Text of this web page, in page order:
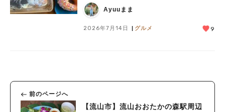
WORKS」がオープン
Ayuuまま
2026年7月14日 グルメ 9
前のページへ
【流山市】流山おおたかの森駅周辺